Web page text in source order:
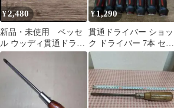
¥2,480
新品・未使用 ベッセ
ル ウッディ貫通ドライ
バー ⊕3・⊖8 ２本セッ
ト
¥1,290
貫通ドライバー ショッ
ク ドライバー 7本 セッ
ト プラス マイナス マ
グネット